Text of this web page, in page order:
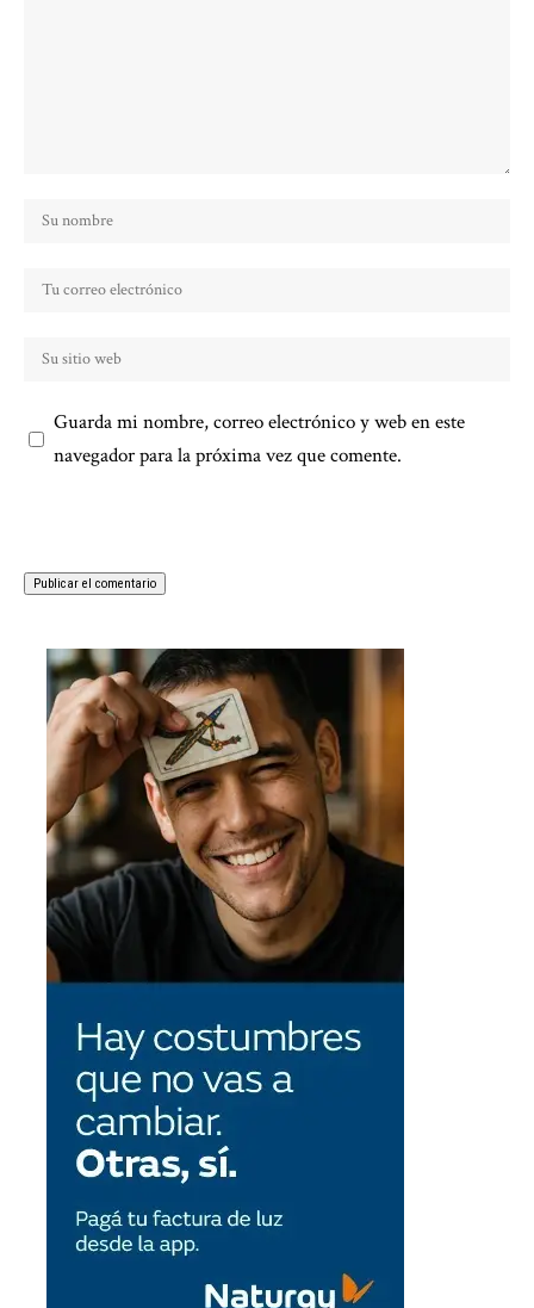
Guarda mi nombre, correo electrónico y web en este
navegador para la próxima vez que comente.